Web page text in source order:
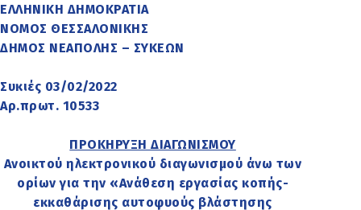
ΕΛΛΗΝΙΚΗ ΔΗΜΟΚΡΑΤΙΑ
ΝΟΜΟΣ ΘΕΣΣΑΛΟΝΙΚΗΣ
ΔΗΜΟΣ ΝΕΑΠΟΛΗΣ – ΣΥΚΕΩΝ
Συκιές 03/02/2022
Αρ.πρωτ. 10533
ΠΡΟΚΗΡΥΞΗ ΔΙΑΓΩΝΙΣΜΟΥ
Ανοικτού ηλεκτρονικού διαγωνισμού άνω των
ορίων για την «Ανάθεση εργασίας κοπής-
εκκαθάρισης αυτοφυούς βλάστησης